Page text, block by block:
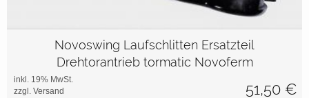
Novoswing Laufschlitten Ersatzteil
Drehtorantrieb tormatic Novoferm
inkl. 19% MwSt.
zzgl. Versand
51,50 €